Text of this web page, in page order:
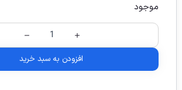
موجود
افزودن به سبد خرید